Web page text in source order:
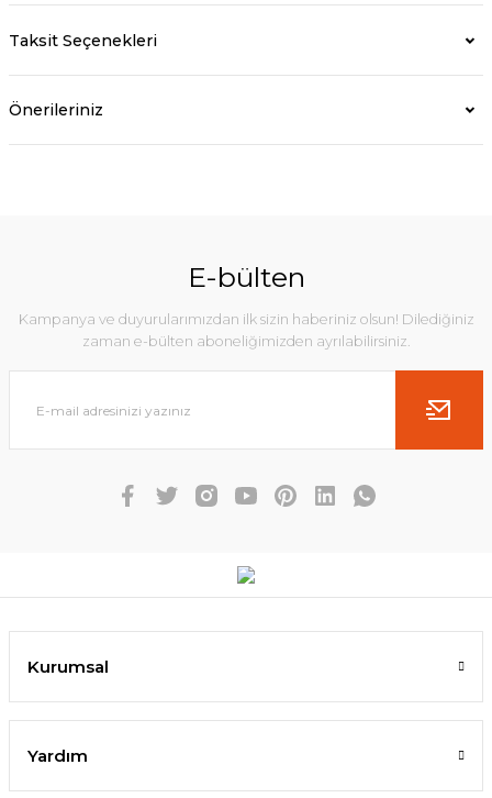
Taksit Seçenekleri
Önerileriniz
E-bülten
Kampanya ve duyurularımızdan ilk sizin haberiniz olsun! Dilediğiniz
zaman e-bülten aboneliğimizden ayrılabilirsiniz.
Kurumsal
Yardım